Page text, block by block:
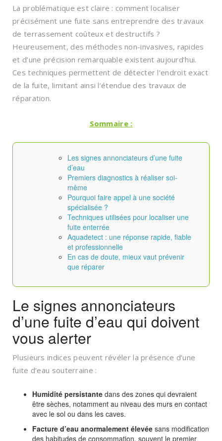
La problématique est claire : comment localiser
précisément une fuite sans entreprendre des travaux
de terrassement coûteux et destructifs ?
Heureusement, des méthodes non-invasives, rapides
et d’une précision remarquable existent aujourd’hui.
Ces techniques permettent de détecter l’endroit exact
de la fuite, limitant ainsi l’étendue des travaux de
réparation.
Sommaire :
Les signes annonciateurs d’une fuite
d’eau
Premiers diagnostics à réaliser soi-
même
Pourquoi faire appel à une société
spécialisée ?
Techniques utilisées pour localiser une
fuite enterrée
Aquadetect : une réponse rapide, fiable
et professionnelle
En cas de doute, mieux vaut prévenir
que réparer
Le signes annonciateurs
d’une fuite d’eau qui doivent
vous alerter
Plusieurs indices peuvent révéler la présence d’une
fuite d’eau souterraine :
Humidité persistante dans des zones qui devraient
être sèches, notamment au niveau des murs en contact
avec le sol ou dans les caves.
Facture d’eau anormalement élevée sans modification
des habitudes de consommation, souvent le premier